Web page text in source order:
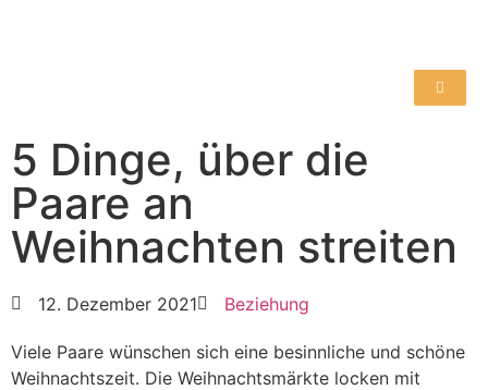
5 Dinge, über die
Paare an
Weihnachten streiten
12. Dezember 2021 Beziehung
Viele Paare wünschen sich eine besinnliche und schöne
Weihnachtszeit. Die Weihnachtsmärkte locken mit